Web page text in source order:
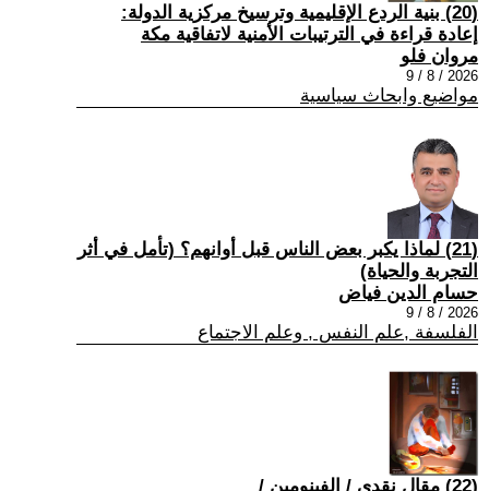
(20) بنية الردع الإقليمية وترسيخ مركزية الدولة:
إعادة قراءة في الترتيبات الأمنية لاتفاقية مكة
مروان فلو
2026 / 8 / 9
مواضيع وابحاث سياسية
(21) لماذا يكبر بعض الناس قبل أوانهم؟ (تأمل في أثر
التجربة والحياة)
حسام الدين فياض
2026 / 8 / 9
الفلسفة ,علم النفس , وعلم الاجتماع
(22) مقال نقدي / الفينومين /